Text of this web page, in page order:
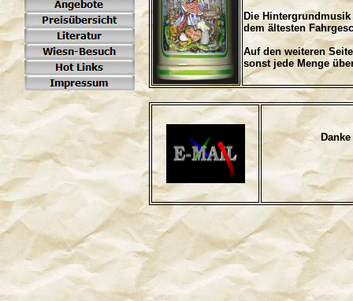
Die
dem ältesten
Auf den weiteren
sonst jede Menge